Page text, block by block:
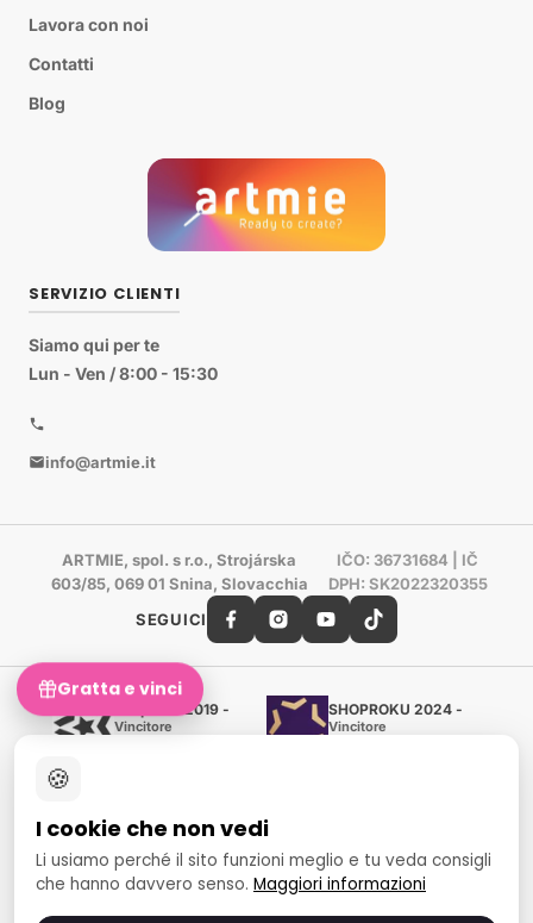
Lavora con noi
Contatti
Blog
SERVIZIO CLIENTI
Siamo qui per te
Lun - Ven / 8:00 - 15:30
info@artmie.it
ARTMIE, spol. s r.o., Strojárska
603/85, 069 01 Snina, Slovacchia
IČO: 36731684 | IČ
DPH: SK2022320355
SEGUICI
Shoproku 2019 -
Vincitore
SHOPROKU 2024 -
Vincitore
European Art Awards
Organizzatore del concorso
internazionale
Fondo sociale europeo
Occupazione e inclusione
🍪
I cookie che non vedi
Li usiamo perché il sito funzioni meglio e tu veda consigli
che hanno davvero senso. Maggiori informazioni
Gratta e vinci